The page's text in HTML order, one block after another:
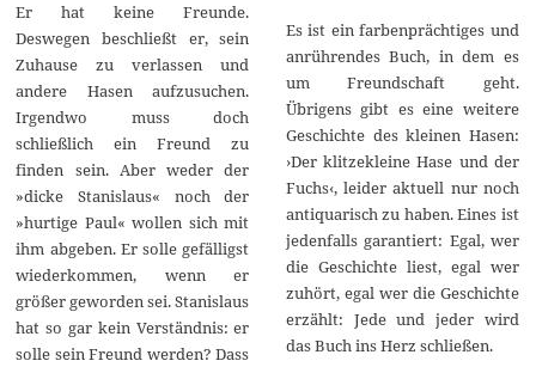
Er hat keine Freunde.
Deswegen beschließt er, sein
Zuhause zu verlassen und
andere Hasen aufzusuchen.
Irgendwo muss doch
schließlich ein Freund zu
finden sein. Aber weder der
»dicke Stanislaus« noch der
»hurtige Paul« wollen sich mit
ihm abgeben. Er solle gefälligst
wiederkommen, wenn er
größer geworden sei. Stanislaus
hat so gar kein Verständnis: er
solle sein Freund werden? Dass
Es ist ein farbenprächtiges und
anrührendes Buch, in dem es
um Freundschaft geht.
Übrigens gibt es eine weitere
Geschichte des kleinen Hasen:
›Der klitzekleine Hase und der
Fuchs‹, leider aktuell nur noch
antiquarisch zu haben. Eines ist
jedenfalls garantiert: Egal, wer
die Geschichte liest, egal wer
zuhört, egal wer die Geschichte
erzählt: Jede und jeder wird
das Buch ins Herz schließen.